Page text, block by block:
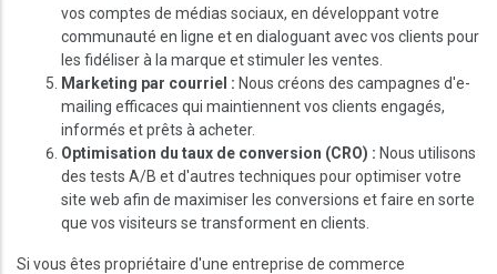
vos comptes de médias sociaux, en développant votre
communauté en ligne et en dialoguant avec vos clients pour
les fidéliser à la marque et stimuler les ventes.
Marketing par courriel : Nous créons des campagnes d'e-
mailing efficaces qui maintiennent vos clients engagés,
informés et prêts à acheter.
Optimisation du taux de conversion (CRO) : Nous utilisons
des tests A/B et d'autres techniques pour optimiser votre
site web afin de maximiser les conversions et faire en sorte
que vos visiteurs se transforment en clients.
Si vous êtes propriétaire d'une entreprise de commerce